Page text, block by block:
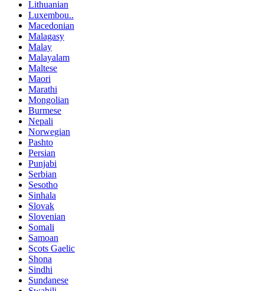
Lithuanian
Luxembou..
Macedonian
Malagasy
Malay
Malayalam
Maltese
Maori
Marathi
Mongolian
Burmese
Nepali
Norwegian
Pashto
Persian
Punjabi
Serbian
Sesotho
Sinhala
Slovak
Slovenian
Somali
Samoan
Scots Gaelic
Shona
Sindhi
Sundanese